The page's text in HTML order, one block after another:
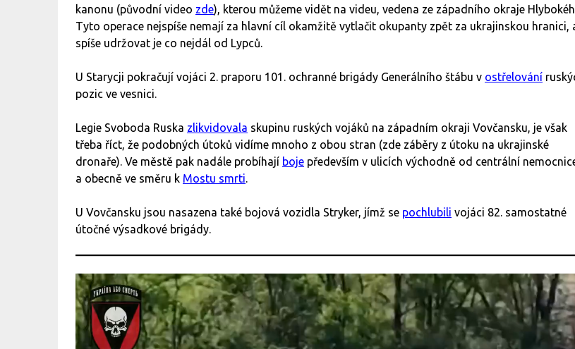
kanonu (původní video zde), kterou můžeme vidět na videu, vedena ze západního okraje
Tyto operace nejspíše nemají za hlavní cíl okamžitě vytlačit okupanty zpět za ukrajinskou hranici,
spíše udržovat je co nejdál od Lypců.
U Starycji pokračují vojáci 2. praporu 101. ochranné brigády Generálního štábu v ostřelování
pozic ve vesnici.
Legie Svoboda Ruska zlikvidovala skupinu ruských vojáků na západním okraji Vovčansku, je však
třeba říct, že podobných útoků vidíme mnoho z obou stran (zde záběry z útoku na ukrajinské
dronaře). Ve městě pak nadále probíhají boje především v ulicích východně od centrální
a obecně ve směru k Mostu smrti.
U Vovčansku jsou nasazena také bojová vozidla Stryker, jímž se pochlubili vojáci 82. samostatné
útočné výsadkové brigády.